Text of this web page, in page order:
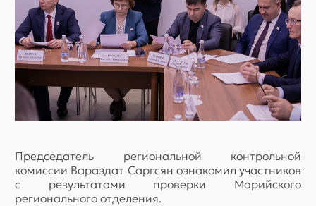
Председатель региональной контрольной
комиссии Вараздат Саргсян ознакомил участников
с результатами проверки Марийского
регионального отделения.